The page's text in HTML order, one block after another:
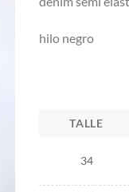
hilo negro
TALLE
34